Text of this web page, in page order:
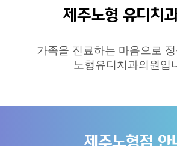
제주노형 유디치
가족을 진료하는 마음으로
노형유디치과의원입
제주노형점 안